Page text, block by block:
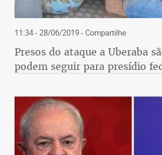
11:34 - 28/06/2019- Compartilhe
Presos do ataque a Uberaba
podem seguir para presídio